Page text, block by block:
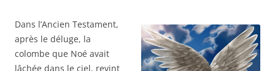
Dans l’Ancien Testament,
après le déluge, la
colombe que Noé avait
lâchée dans le ciel, revint